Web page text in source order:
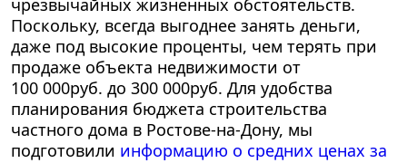
чрезвычайных жизненных обстоятельств.
Поскольку, всегда выгоднее занять деньги,
даже под высокие проценты, чем терять при
продаже объекта недвижимости от
100 000руб. до 300 000руб.
планирования бюджета строительства
частного дома в Ростове-на-Дону, мы
подготовили информацию о средних ценах за